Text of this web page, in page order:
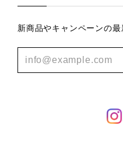
2025/05/16
がよく一気に部屋がお
新商品やキャンペーンの最